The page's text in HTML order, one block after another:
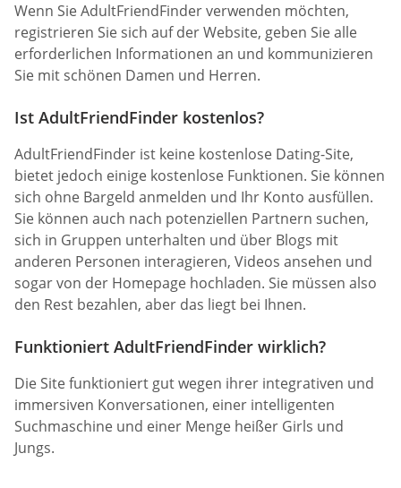
Wenn Sie AdultFriendFinder verwenden möchten,
registrieren Sie sich auf der Website, geben Sie alle
erforderlichen Informationen an und kommunizieren
Sie mit schönen Damen und Herren.
Ist AdultFriendFinder kostenlos?
AdultFriendFinder ist keine kostenlose Dating-Site,
bietet jedoch einige kostenlose Funktionen. Sie können
sich ohne Bargeld anmelden und Ihr Konto ausfüllen.
Sie können auch nach potenziellen Partnern suchen,
sich in Gruppen unterhalten und über Blogs mit
anderen Personen interagieren, Videos ansehen und
sogar von der Homepage hochladen. Sie müssen also
den Rest bezahlen, aber das liegt bei Ihnen.
Funktioniert AdultFriendFinder wirklich?
Die Site funktioniert gut wegen ihrer integrativen und
immersiven Konversationen, einer intelligenten
Suchmaschine und einer Menge heißer Girls und
Jungs.